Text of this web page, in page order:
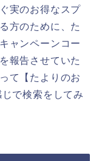
実のお得なスプ
方のために、た
ャンペーンコー
報告させていた
て【たよりのお
で検索をしてみ